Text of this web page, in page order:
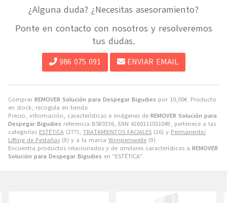
Comprar REMOVER Solución para Despegar Bigudies por 10,00€. Producto
en stock, recogida en tienda.
Precio, información, características e imágenes de REMOVER Solución para
Despegar Bigudies referencia B580336, EAN 4260111051049, pertenece a las
categorías ESTÉTICA (277), TRATAMIENTOS FACIALES (26) y Permanente/
Lifting de Pestañas (9) y a la marca Wimpernwelle (9).
Encuentra productos relacionados y de similares características a REMOVER
Solución para Despegar Bigudies en "ESTÉTICA".
¿Alguna duda? ¿Necesitas asesoramiento?
Ponte en contacto con nosotros y resolveremos
tus dudas.
986 075 091 ENVIAR EMAIL